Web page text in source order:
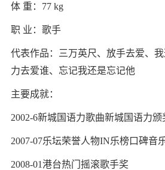
体 重：77 kg
职 业：歌手
代表作品：三万英尺、放手去爱、
力去爱谁、忘记我还是忘记他
主要成就：
2002-6新城国语力歌曲新城国语力颁
2007-07乐坛荣誉人物IN乐榜口碑音
2008-01港台热门摇滚歌手奖